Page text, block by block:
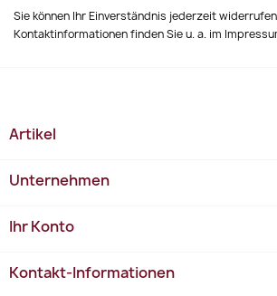
Sie können Ihr Einverständnis jederzeit
Kontaktinformationen finden Sie u. a. im
Artikel
Unternehmen
Ihr Konto
Kontakt-Informationen